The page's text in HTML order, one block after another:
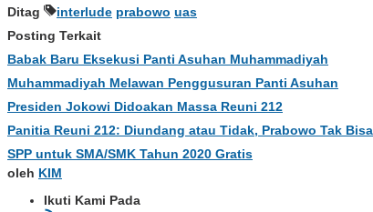
Ditag interlude prabowo uas
Posting Terkait
Babak Baru Eksekusi Panti Asuhan Muhammadiyah
Muhammadiyah Melawan Penggusuran Panti Asuhan
Presiden Jokowi Didoakan Massa Reuni 212
Panitia Reuni 212: Diundang atau Tidak, Prabowo Tak
SPP untuk SMA/SMK Tahun 2020 Gratis
oleh KIM
Ikuti Kami Pada